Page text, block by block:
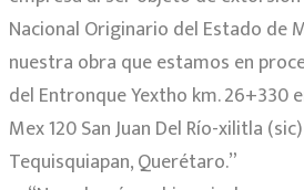
Nacional Originario del Estado de
nuestra obra que estamos en
del Entronque Yextho km. 26+330
Mex 120 San Juan Del Río-xilitla
Tequisquiapan, Querétaro.”